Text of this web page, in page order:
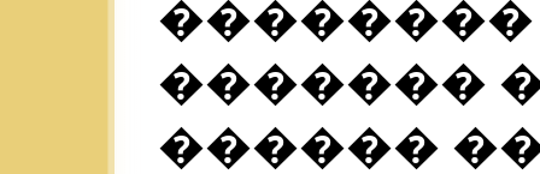
��������
�������
������